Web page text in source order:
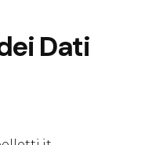
Dati